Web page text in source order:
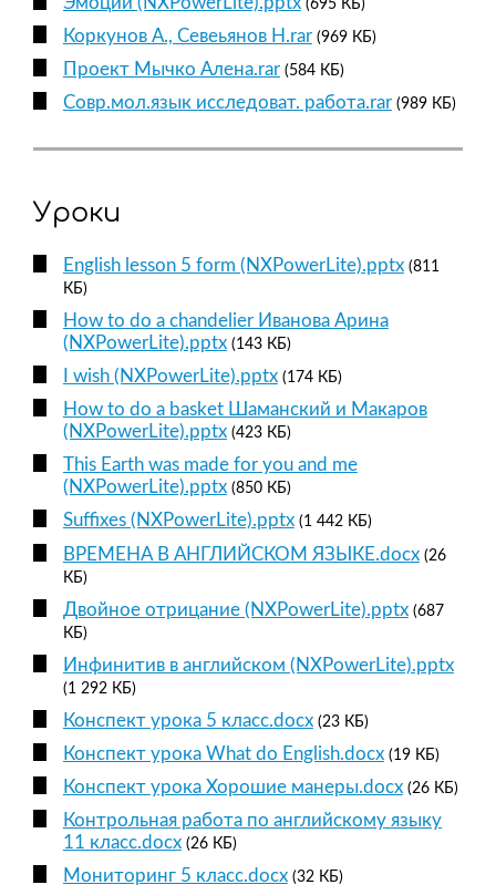
(695 КБ)
Коркунов А., Севеьянов Н.rar (969 КБ)
Проект Мычко Алена.rar (584 КБ)
Совр.мол.язык исследоват. работа.rar (989 КБ)
Уроки
English lesson 5 form (NXPowerLite).pptx (811
КБ)
How to do a chandelier Иванова Арина
(NXPowerLite).pptx (143 КБ)
I wish (NXPowerLite).pptx (174 КБ)
How to do a basket Шаманский и Макаров
(NXPowerLite).pptx (423 КБ)
This Earth was made for you and me
(NXPowerLite).pptx (850 КБ)
Suffixes (NXPowerLite).pptx (1 442 КБ)
ВРЕМЕНА В АНГЛИЙСКОМ ЯЗЫКЕ.docx (26
КБ)
Двойное отрицание (NXPowerLite).pptx (687
КБ)
Инфинитив в английском (NXPowerLite).pptx
(1 292 КБ)
Конспект урока 5 класс.docx (23 КБ)
Конспект урока What do English.docx (19 КБ)
Конспект урока Хорошие манеры.docx (26 КБ)
Контрольная работа по английскому языку
11 класс.docx (26 КБ)
Мониторинг 5 класс.docx (32 КБ)